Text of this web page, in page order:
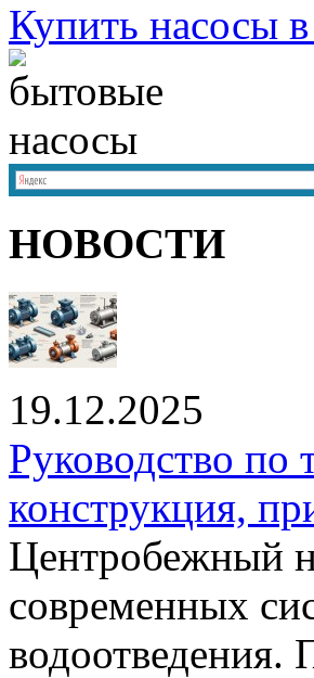
Купить насосы
НОВОСТИ
19.12.2025
Руководство по
конструкция,
Центробежный
современных
водоотведения.